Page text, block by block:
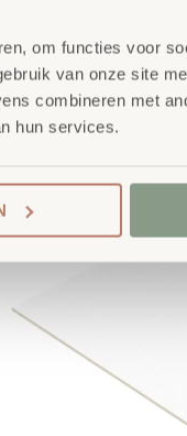
om functies voor
van onze site
combineren met
hun services.